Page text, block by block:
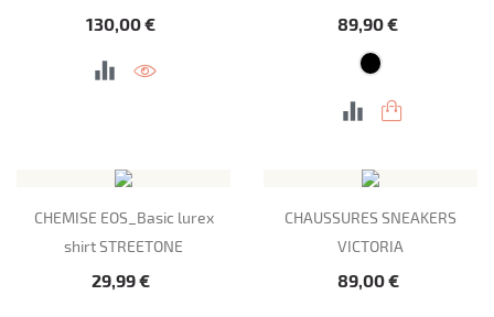
Prix
130,00 € Prix
89,90 €
CHEMISE EOS_Basic lurex
shirt STREETONE
Prix
29,99 €
CHAUSSURES SNEAKERS
VICTORIA
Prix
89,00 €